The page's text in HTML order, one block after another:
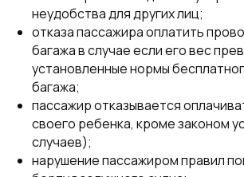
неудобства для других лиц;
отказа пассажира оплатить
багажа в случае если его вес
установленные нормы
багажа;
пассажир отказывается
своего ребенка, кроме законом
случаев);
нарушение пассажиром правил